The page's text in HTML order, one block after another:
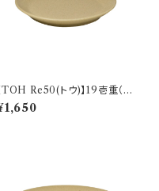
TOH Re50(トウ)】19壱重（コ
クベージュ) O-M33902